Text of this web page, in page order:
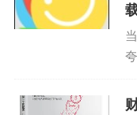
凤舞九天.txt
护花铃.txt